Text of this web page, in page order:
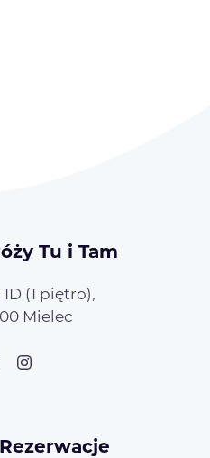
Tu i Tam
(1 piętro),
Mielec